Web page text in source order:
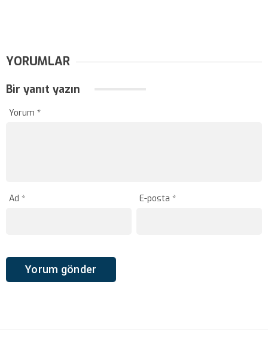
YORUMLAR
Bir yanıt yazın
Yorum *
Ad * E-posta*